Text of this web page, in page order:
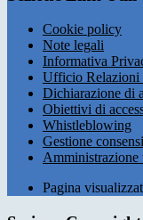
Cookie policy
Note legali
Informativa
Ufficio Relazioni
Dichiarazione di
Obiettivi di
Whistleblowing
Gestione
Amministrazione
Pagina